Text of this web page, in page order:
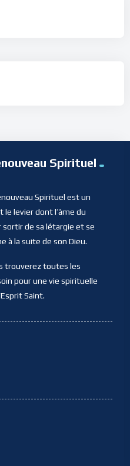
Spirituel
Spirituel est un
le levier dont l’âme du
sortir de sa létargie et se
à la suite de son Dieu.
trouverez toutes les
pour une vie spirituelle
Saint.